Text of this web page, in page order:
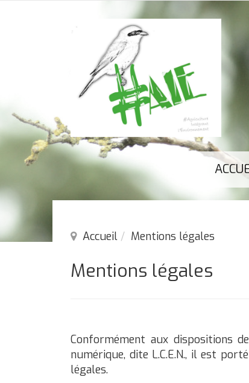
Accueil Mentions légales
Mentions légales
Conformément aux dispositions
numérique, dite L.C.E.N., il est
légales.